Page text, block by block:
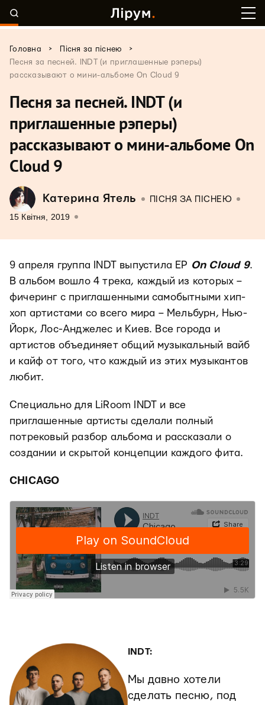
Головна > Пісня за піснею
>
Песня за песней. INDT (и приглашенные рэперы)
рассказывают о мини-альбоме On Cloud 9
Песня за песней. INDT (и
приглашенные рэперы)
рассказывают о мини-альбоме On
Cloud 9
Катерина Ятель ПІСНЯ ЗА ПІСНЕЮ
15 Квітня, 2019
9 апреля группа INDT выпустила EP On Cloud 9.
В альбом вошло 4 трека, каждый из которых –
фичеринг с приглашенными самобытными хип-
хоп артистами со всего мира – Мельбурн, Нью-
Йорк, Лос-Анджелес и Киев. Все города и
артистов объединяет общий музыкальный вайб
и кайф от того, что каждый из этих музыкантов
любит.
Специально для LiRoom INDT и все
приглашенные артисты сделали полный
потрековый разбор альбома и рассказали о
создании и скрытой концепции каждого фита.
CHICAGO
INDT:
Мы давно хотели
сделать песню, под